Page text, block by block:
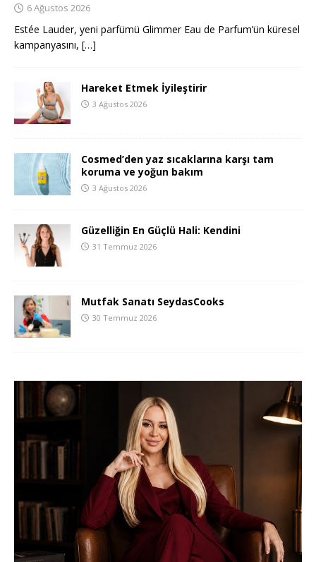
6 Ağustos 2026
Estée Lauder, yeni parfümü Glimmer Eau de Parfum’ün küresel
kampanyasını, […]
Hareket Etmek İyileştirir
3 Ağustos 2026
Cosmed’den yaz sıcaklarına karşı tam
koruma ve yoğun bakım
3 Ağustos 2026
Güzelliğin En Güçlü Hali: Kendini
31 Temmuz 2026
Mutfak Sanatı SeydasCooks
30 Temmuz 2026